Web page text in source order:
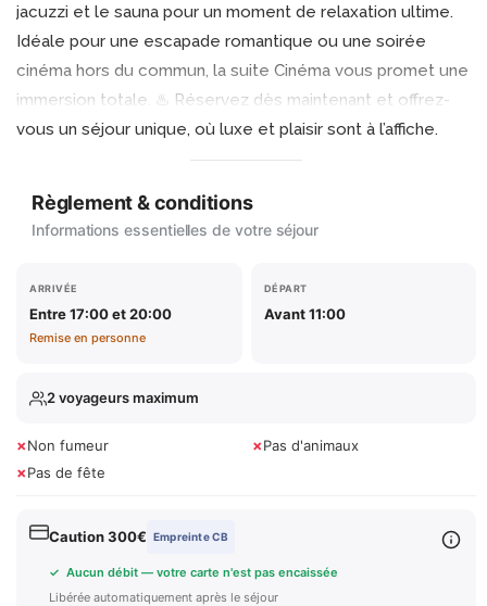
jacuzzi et le sauna pour un moment de relaxation ultime.
Idéale pour une escapade romantique ou une soirée
cinéma hors du commun, la suite Cinéma vous promet une
immersion totale. ♨️ Réservez dès maintenant et offrez-
vous un séjour unique, où luxe et plaisir sont à l’affiche.
Règlement & conditions
Informations essentielles de votre séjour
ARRIVÉE
Entre 17:00 et 20:00
Remise en personne
DÉPART
Avant 11:00
2 voyageurs maximum
×Non fumeur ×Pas d'animaux
×Pas de fête
Caution 300€ Empreinte CB
✓ Aucun débit — votre carte n'est pas encaissée
Libérée automatiquement après le séjour